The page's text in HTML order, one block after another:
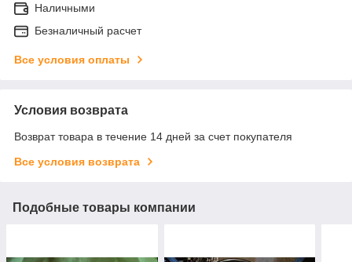
Наличными
Безналичный расчет
Все условия оплаты
Условия возврата
Возврат товара в течение 14 дней за счет покупателя
Все условия возврата
Подобные товары компании